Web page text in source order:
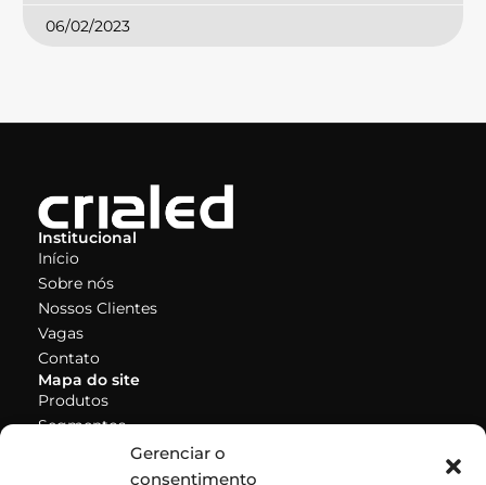
Gerenciar o
consentimento
06/02/2023
Institucional
Início
Sobre nós
Nossos Clientes
Vagas
Contato
Mapa do site
Produtos
Segmentos